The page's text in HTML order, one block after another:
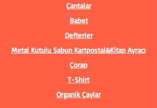
Çantalar
Babet
Defterler
Metal Kutulu Sabun Kartpostal&Kitap Ayracı
Çorap
T-Shirt
Organik Çaylar